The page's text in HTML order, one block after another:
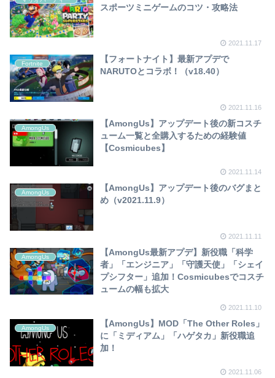
スポーツミニゲームのコツ・攻略法
2021.11.17
Fortnite
【フォートナイト】最新アプデで
NARUTOとコラボ！（v18.40）
2021.11.16
AmongUs
【AmongUs】アップデート後の新コスチ
ューム一覧と全購入するための経験値
【Cosmicubes】
2021.11.14
AmongUs
【AmongUs】アップデート後のバグまと
め（v2021.11.9）
2021.11.11
AmongUs
【AmongUs最新アプデ】新役職「科学
者」「エンジニア」「守護天使」「シェイ
プシフター」追加！Cosmicubesでコスチ
ュームの幅も拡大
2021.11.10
AmongUs
【AmongUs】MOD「The Other Roles」
に「ミディアム」「ハゲタカ」新役職追
加！
2021.11.06